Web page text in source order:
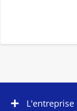
L'entreprise